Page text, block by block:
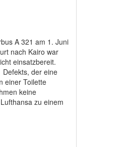
A 321 am 1. Juni
nach Kairo war
einsatzbereit.
der eine
einer Toilette
keine
zu einem